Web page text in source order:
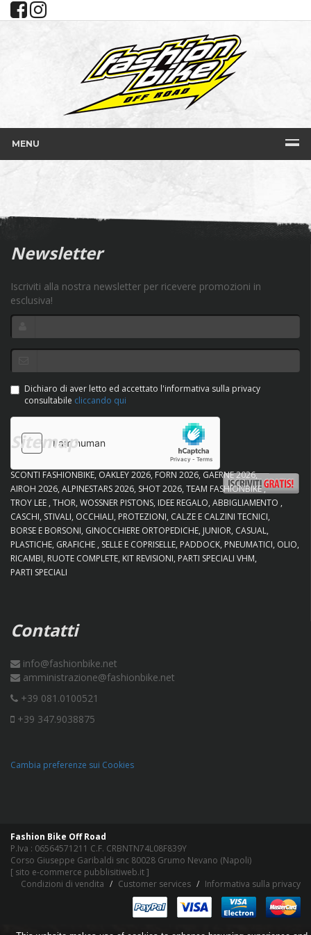
MENU
Newsletter
Iscriviti alla nostra newsletter per ricevere promozioni in
esclusiva!
Dichiaro di aver letto ed accettato l'informativa sulla privacy
consultabile cliccando qui
Sitemap
SCONTI FASHIONBIKE OAKLEY 2026 FORN 2026 GAERNE 2026
AIROH 2026 ALPINESTARS 2026 SHOT 2026 TEAM FASHIONBIKE
TROY LEE THOR WOSSNER PISTONS IDEE REGALO ABBIGLIAMENTO
CASCHI STIVALI OCCHIALI PROTEZIONI CALZE E CALZINI TECNICI
BORSE E BORSONI GINOCCHIERE ORTOPEDICHE JUNIOR CASUAL
PLASTICHE GRAFICHE SELLE E COPRISELLE PADDOCK PNEUMATICI OLIO
RICAMBI RUOTE COMPLETE KIT REVISIONI PARTI SPECIALI VHM
PARTI SPECIALI
Contatti
info@fashionbike.net
amministrazione@fashionbike.net
+39 081.0100521
+39 347.9038875
Cambia preferenze sui Cookies
Fashion Bike Off Road
P.Iva : 06564571211 C.F. CRBNTN74L08F839Y
Corso Giuseppe Garibaldi snc 80028 Grumo Nevano (Napoli)
[ sito e-commerce pubblisitiweb.it]
Condizioni di vendita
Customer services Informativa sulla privacy